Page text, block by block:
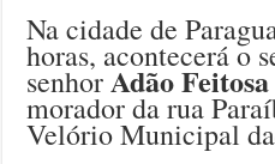
Na cidade de
horas, acontecerá o
senhorAdão
morador da rua
Velório Municipal